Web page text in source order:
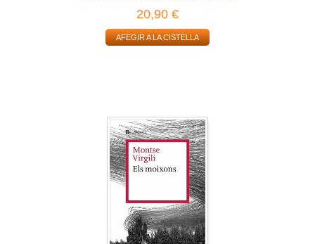
20,90 €
AFEGIR A LA CISTELLA